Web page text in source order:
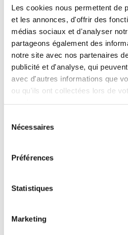
Les cookies nous permettent de
et les annonces, d'offrir des
médias sociaux et d'analyser
partageons également des
notre site avec nos partenaires
publicité et d'analyse, qui
avec d'autres informations que
ou qu'ils ont collectées lors de
Nécessaires
Préférences
Statistiques
Marketing
Votre adresse e-mail ne
Les champs obligatoires
avec*
Votre note
Votre avis*
E-mail